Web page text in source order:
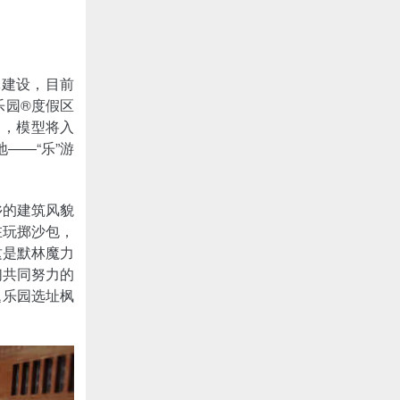
设，目前
园®度假区
模型将入
——“乐”游
建筑风貌
掷沙包，
默林魔力
同努力的
园选址枫